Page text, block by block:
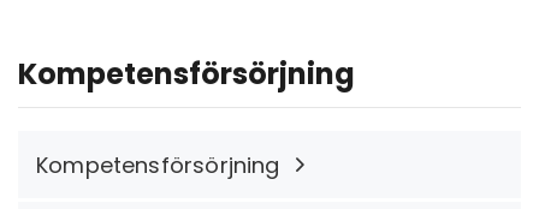
Kompetensförsörjning
Kompetensförsörjning